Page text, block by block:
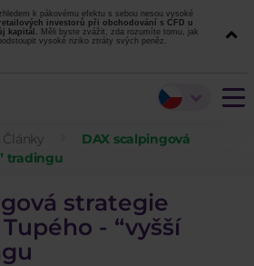
k pákovému efektu s sebou nesou vysoké
investorů při obchodování s CFD u
kapitál. Měli byste zvážit, zda rozumíte tomu, jak
vysoké riziko ztráty svých peněz.
Články
DAX scalpingová
tradingu
strategie
- “vyšší